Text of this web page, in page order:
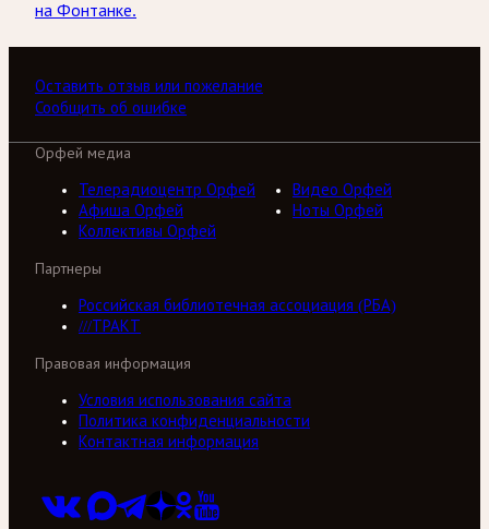
на Фонтанке.
Оставить отзыв или пожелание
Сообщить об ошибке
Орфей медиа
Телерадиоцентр Орфей
Видео Орфей
Афиша Орфей
Ноты Орфей
Коллективы Орфей
Партнеры
Российская библиотечная ассоциация (РБА)
///ТРАКТ
Правовая информация
Условия использования сайта
Политика конфиденциальности
Контактная информация